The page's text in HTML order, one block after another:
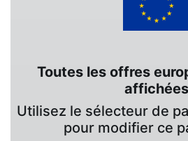
Toutes les offres
affichées
Utilisez le sélecteur de
pour modifier ce